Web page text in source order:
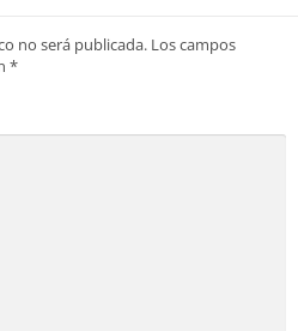
no será publicada. Los campos
*